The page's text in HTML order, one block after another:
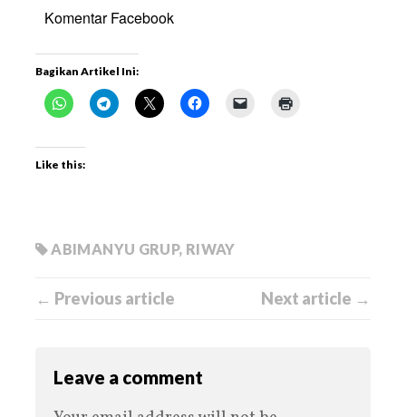
Komentar Facebook
Bagikan Artikel Ini:
Like this:
ABIMANYU GRUP, RIWAY
← Previous article Next article →
Leave a comment